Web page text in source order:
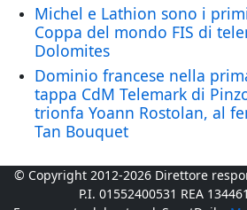
Michel e Lathion sono i
Coppa del mondo FIS di
Dolomites
Dominio francese nella
tappa CdM Telemark di
trionfa Yoann Rostolan, al
Tan Bouquet
© Copyright 2012-2026 Direttore
P.I. 01552400531 REA